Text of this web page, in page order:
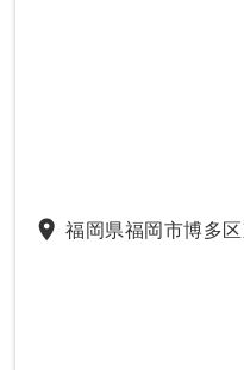
place 福岡県福岡市博多